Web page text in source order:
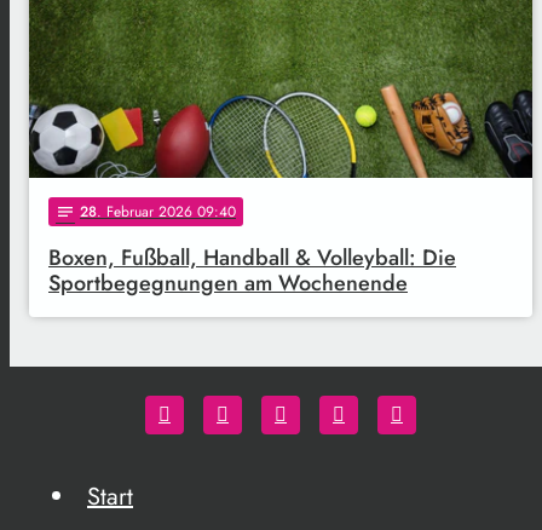
notes 28. Februar 2026 09:40
Boxen, Fußball, Handball & Volleyball: Die
Sportbegegnungen am Wochenende
Start